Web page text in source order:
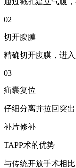
02
切开腹膜
精确切开腹膜，进
03
疝囊复位
仔细分离并拉回突
补片修补
TAPP术的优势
与传统开放手术相